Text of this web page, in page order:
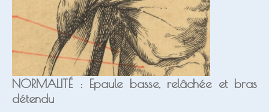
NORMALITÉ : Epaule basse, relâchée et bras
détendu